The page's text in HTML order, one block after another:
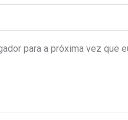
para a próxima vez que